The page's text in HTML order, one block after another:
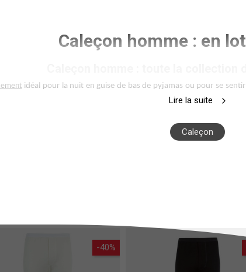
Caleçon homme : en
idéal pour la nuit en guise de bas de pyjamas ou pour se
Lire la suite
Caleçon
-40%